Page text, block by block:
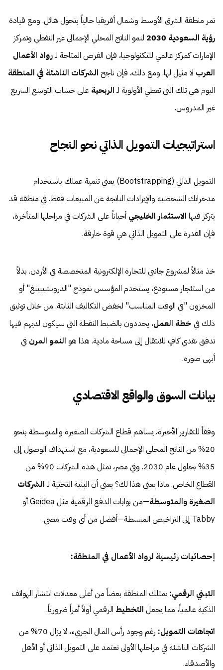
تمر منطقة الشرق الأوسط وشمال أفريقيا حالياً بتحول هائل. ومع قيادة
رؤية السعودية 2030
لنمو الناتج المحلي الإجمالي غير النفطي وتمركز
الإمارات كمركز عالمي للتكنولوجيا، فإن الفرص المتاحة لـرواد الأعمال
العرب لا مثيل لها. ومع ذلك، فإن ناجح الشركات الناشئة في المنطقة
اليوم هي تلك التي تعطي الأولوية لـ الربحية على حساب التوسع السريع
غير المدروس.
استراتيجيات التمويل الذاتي نحو النجاح
التمويل الذاتي (Bootstrapping) يعني تنمية عملك باستخدام
مدخراتك الشخصية والإيرادات الناتجة عن المبيعات فقط. في منطقة قد
يتركز فيها الاستثمار الخليجي أحياناً على الشركات في مراحلها المتأخرة،
فإن القدرة على التمويل الذاتي هي قوة خارقة.
خذ مثالاً لمشروع جانبي للتجارة الإلكترونية المتخصصة في الأردن. بدلاً
من استئجار مستودع، يستخدم المؤسس نموذج "الدروبشيبينغ" أو
المخزون "في الوقت المناسب" لخفض التكاليف الثابتة. من خلال توثيق
ذلك في خطة العمل، يحددون بالضبط النقطة التي سيكون لديهم فيها
تدفق نقدي كافٍ للانتقال إلى مساحة مادية. هذا هو النمو المرن في
أبهى صوره.
بيانات السوق والواقع الاقتصادي
وفقاً للتقارير الأخيرة، يساهم قطاع الشركات الصغيرة والمتوسطة بنحو
20% من الناتج المحلي الإجمالي للسعودية، مع استهداف الوصول إلى
35% بحلول عام 2030. وفي مصر، تمثل هذه الشركات 90% من
القطاع الخاص. ماذا يعني هذا لك؟ يعني أن البنية التحتية لـ الشركات
الصغيرة والمتوسطة
—من بوابات الدفع الرقمية مثل Geidea أو
Tabby إلى التراخيص المبسطة—أفضل من أي وقت مضى.
إحصائيات رئيسية لرواد الأعمال في المنطقة:
التبني الرقمي: تمتلك المنطقة بعضاً من أعلى معدلات انتشار الهواتف
الذكية عالمياً، مما يجعل التخطيط الرقمي أولاً أمراً ضرورياً.
اتجاهات التمويل:
رغم وجود رأس المال الجريء، لا يزال 70% من
الشركات الناشئة في مراحلها الأولى تعتمد على التمويل الذاتي أو الأهل
والأصدقاء.